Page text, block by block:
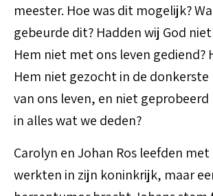
meester. Hoe was dit mogelijk?
gebeurde dit? Hadden wij God
Hem niet met ons leven gediend?
Hem niet gezocht in de
van ons leven, en niet geprobeerd
in alles wat we deden?
Carolyn en Johan Ros leefden met
werkten in zijn koninkrijk, maar